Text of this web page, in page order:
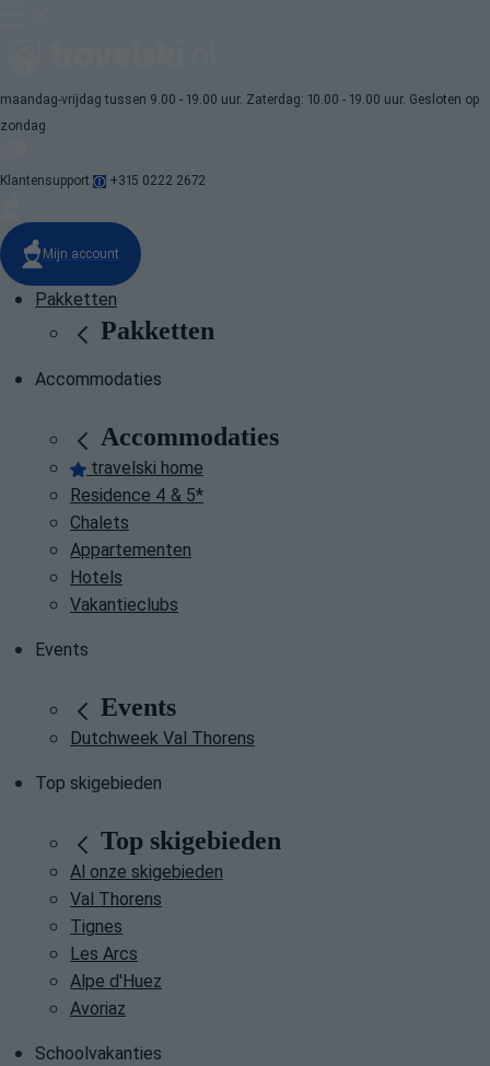
maandag-vrijdag tussen 9.00 - 19.00 uur. Zaterdag: 10.00 - 19.00 uur. Gesloten op
zondag
Klantensupport +315 0222 2672
Mijn account
Pakketten
Pakketten
Accommodaties
Accommodaties
travelski home
Residence 4 & 5*
Chalets
Appartementen
Hotels
Vakantieclubs
Events
Events
Dutchweek Val Thorens
Top skigebieden
Top skigebieden
Al onze skigebieden
Val Thorens
Tignes
Les Arcs
Alpe d'Huez
Avoriaz
Schoolvakanties